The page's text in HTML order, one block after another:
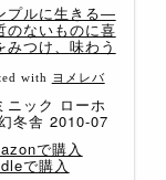
プルに生きる―
のないものに喜
みつけ、味わう
with ヨメレバ
ニック ローホ
冬舎 2010-07
で購入
で購入